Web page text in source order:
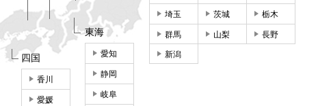
埼玉 茨城 栃木
群馬 山梨 長野
新潟
東海
愛知
静岡
岐阜
四国
香川
愛媛